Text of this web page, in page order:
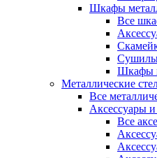
Шкафы
Все
Шкафы
Металлические
Все
Аксессуары
Все